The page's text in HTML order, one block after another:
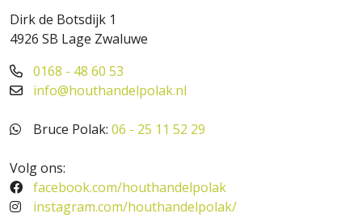
Dirk de Botsdijk 1
4926 SB Lage Zwaluwe
0168 - 48 60 53
info@houthandelpolak.nl
Bruce Polak: 06 - 25 11 52 29
Volg ons:
facebook.com/houthandelpolak
instagram.com/houthandelpolak/